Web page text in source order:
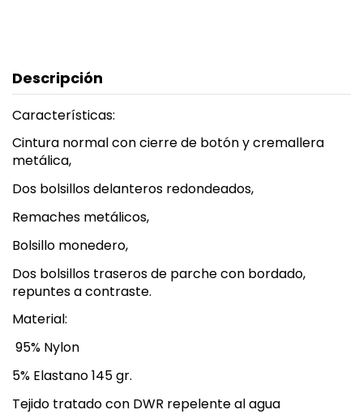
Descripción
Características:
Cintura normal con cierre de botón y cremallera
metálica,
Dos bolsillos delanteros redondeados,
Remaches metálicos,
Bolsillo monedero,
Dos bolsillos traseros de parche con bordado,
repuntes a contraste.
Material:
95% Nylon
5% Elastano 145 gr.
Tejido tratado con DWR repelente al agua